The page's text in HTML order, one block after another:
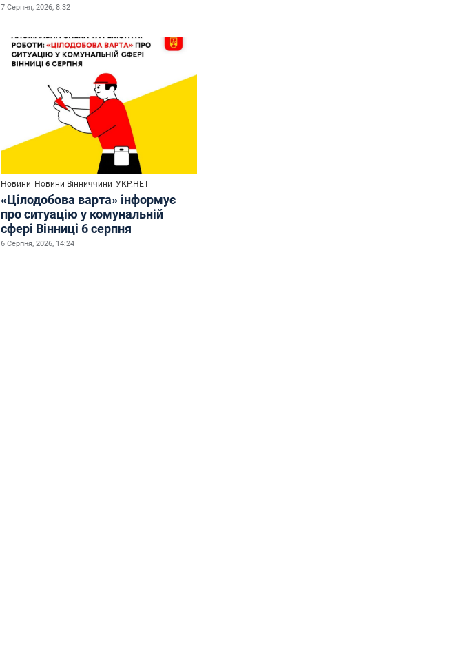
7 Серпня, 2026, 8:32
Новини Новини Вінниччини УКР.НЕТ
«Цілодобова варта» інформує
про ситуацію у комунальній
сфері Вінниці 6 серпня
6 Серпня, 2026, 14:24